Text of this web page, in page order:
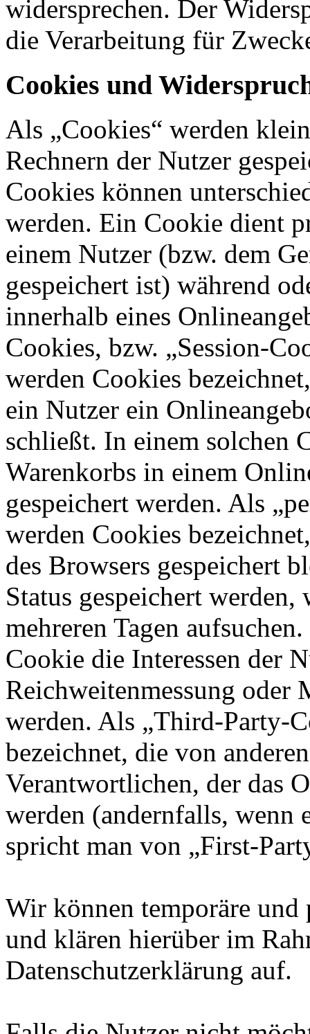
widersprechen. Der
die Verarbeitung für
Cookies und
Als „Cookies“ werden
Rechnern der Nutzer
Cookies können
werden. Ein Cookie dient
einem Nutzer (bzw. dem
gespeichert ist) während
innerhalb eines
Cookies, bzw. „Session-
werden Cookies
ein Nutzer ein
schließt. In einem solchen
Warenkorbs in einem
gespeichert werden. Als
werden Cookies
des Browsers gespeichert
Status gespeichert
mehreren Tagen
Cookie die Interessen der
Reichweitenmessung oder
werden. Als „Third-Party-
bezeichnet, die von
Verantwortlichen, der das
werden (andernfalls, wenn
spricht man von „First-
Wir können temporäre und
und klären hierüber im
Datenschutzerklärung auf.